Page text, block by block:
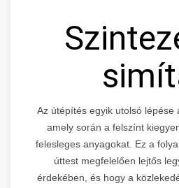
Az útépítés egyik utolsó lépése
amely során a felszínt
felesleges anyagokat. Ez a
úttest megfelelően lejtős
érdekében, és hogy a